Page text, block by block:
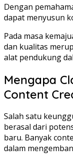
Dengan
dapat menyusun
Pada masa
dan kualitas
alat pendukung
Mengapa
Content
Salah satu
berasal dari
baru. Banyak
dalam